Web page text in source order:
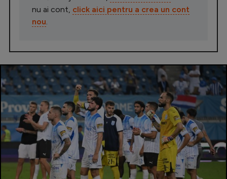
nu ai cont, click aici pentru a crea un cont
nou